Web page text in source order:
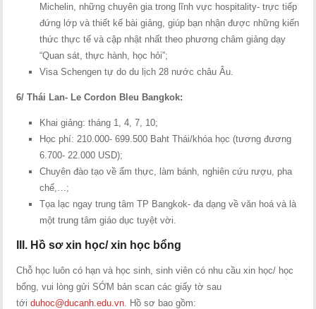
Michelin, những chuyên gia trong lĩnh vực hospitality- trực tiếp
đứng lớp và thiết kế bài giảng, giúp bạn nhận được những kiến
thức thực tế và cập nhật nhất theo phương châm giảng dạy
“Quan sát, thực hành, học hỏi”;
Visa Schengen tự do du lịch 28 nước châu Âu.
6/ Thái Lan- Le Cordon Bleu Bangkok:
Khai giảng: tháng 1, 4, 7, 10;
Học phí: 210.000- 699.500 Baht Thái/khóa học (tương đương
6.700- 22.000 USD);
Chuyên đào tạo về ẩm thực, làm bánh, nghiên cứu rượu, pha
chế,…;
Tọa lạc ngay trung tâm TP Bangkok- đa dạng về văn hoá và là
một trung tâm giáo dục tuyệt vời.
III. Hồ sơ xin học/ xin học bổng
Chỗ học luôn có hạn và học sinh, sinh viên có nhu cầu xin học/ học
bổng, vui lòng gửi SỚM bản scan các giấy tờ sau
tớiduhoc@ducanh.edu.vn . Hồ sơ bao gồm: